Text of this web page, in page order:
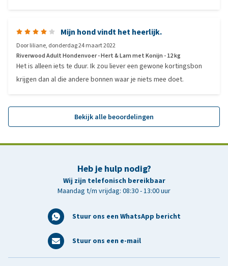
Mijn hond vindt het heerlijk.
Doorliliane, donderdag 24 maart 2022
Riverwood Adult Hondenvoer - Hert & Lam met Konijn - 12 kg
Het is alleen iets te duur. Ik zou liever een gewone kortingsbon
krijgen dan al die andere bonnen waar je niets mee doet.
Bekijk alle beoordelingen
Heb je hulp nodig?
Wij zijn telefonisch bereikbaar
Maandag t/m vrijdag: 08:30 - 13:00 uur
Stuur ons een WhatsApp bericht
Stuur ons een e-mail